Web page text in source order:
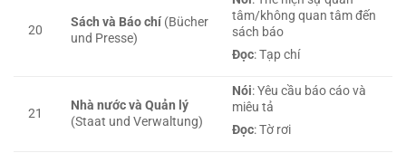
20
Sách và Báo chí (Bücher
und Presse)
tâm/không quan tâm đến
sách báo
Đọc: Tạp chí
21
Nhà nước và Quản lý
(Staat und Verwaltung)
Nói: Yêu cầu báo cáo và
miêu tả
Đọc: Tờ rơi